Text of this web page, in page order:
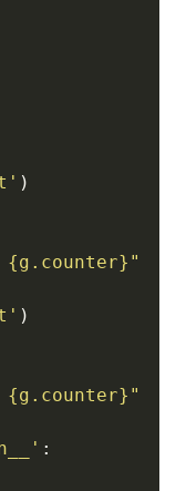
)
{g . counter} "
)
{g . counter} "
: